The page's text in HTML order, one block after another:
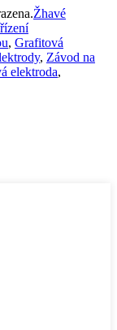
Žhavé
, Grafitová
, Závod na
elektroda,